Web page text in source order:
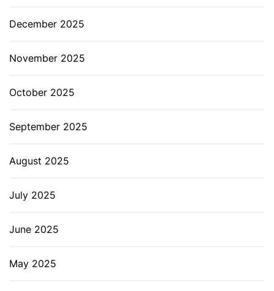
December 2025
November 2025
October 2025
September 2025
August 2025
July 2025
June 2025
May 2025